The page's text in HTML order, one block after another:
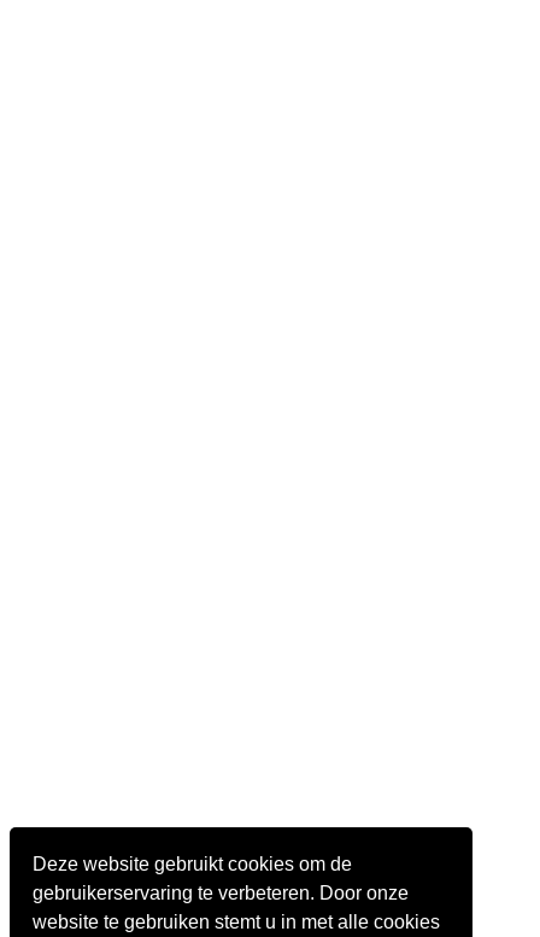
Deze website gebruikt cookies om de
gebruikerservaring te verbeteren. Door onze
website te gebruiken stemt u in met alle cookies